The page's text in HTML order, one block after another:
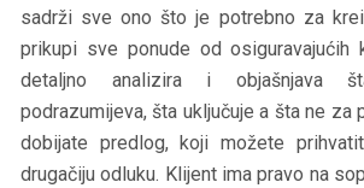
sadrži sve ono što je potrebno za
prikupi sve ponude od osiguravajućih
detaljno analizira i objašnjava
podrazumijeva, šta uključuje a šta ne za
dobijate predlog, koji možete
drugačiju odluku. Klijent ima pravo na